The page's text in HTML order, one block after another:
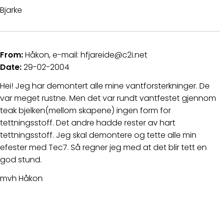
Bjarke
From:Håkon, e-mail: hfjareide@c2i.net
Date:29-02-2004
Hei! Jeg har demontert alle mine vantforsterkninger. De
var meget rustne. Men det var rundt vantfestet gjennom
teak bjelken(mellom skapene) ingen form for
tettningsstoff. Det andre hadde rester av hart
tettningsstoff. Jeg skal demontere og tette alle min
efester med Tec7. Så regner jeg med at det blir tett en
god stund.
mvh Håkon